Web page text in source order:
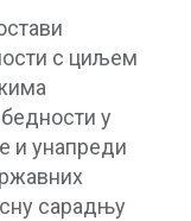
с циљем
у
и унапреди
сарадњу